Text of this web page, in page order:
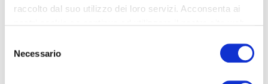
raccolto dal suo utilizzo dei loro servizi. Acconsenta ai
delNecessario